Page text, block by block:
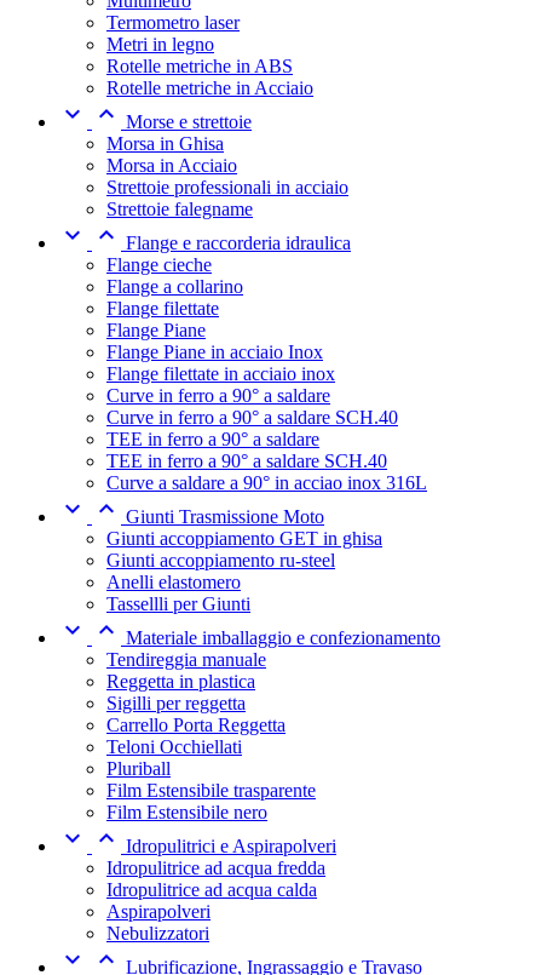
Termometro laser
Metri in legno
Rotelle metriche in ABS
Rotelle metriche in Acciaio
  Morse e strettoie
Morsa in Ghisa
Morsa in Acciaio
Strettoie professionali in acciaio
Strettoie falegname
  Flange e raccorderia idraulica
Flange cieche
Flange a collarino
Flange filettate
Flange Piane
Flange Piane in acciaio Inox
Flange filettate in acciaio inox
Curve in ferro a 90° a saldare
Curve in ferro a 90° a saldare SCH.40
TEE in ferro a 90° a saldare
TEE in ferro a 90° a saldare SCH.40
Curve a saldare a 90° in acciao inox 316L
  Giunti Trasmissione Moto
Giunti accoppiamento GET in ghisa
Giunti accoppiamento ru-steel
Anelli elastomero
Tassellli per Giunti
  Materiale imballaggio e confezionamento
Tendireggia manuale
Reggetta in plastica
Sigilli per reggetta
Carrello Porta Reggetta
Teloni Occhiellati
Pluriball
Film Estensibile trasparente
Film Estensibile nero
  Idropulitrici e Aspirapolveri
Idropulitrice ad acqua fredda
Idropulitrice ad acqua calda
Aspirapolveri
Nebulizzatori
  Lubrificazione, Ingrassaggio e Travaso